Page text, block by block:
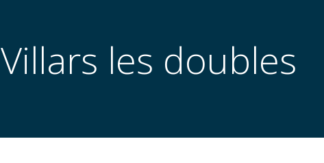
Villars les doubles